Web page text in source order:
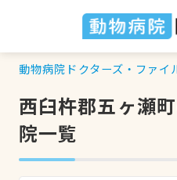
動物病院ドクターズ・ファイ
西臼杵郡五ヶ瀬
院一覧